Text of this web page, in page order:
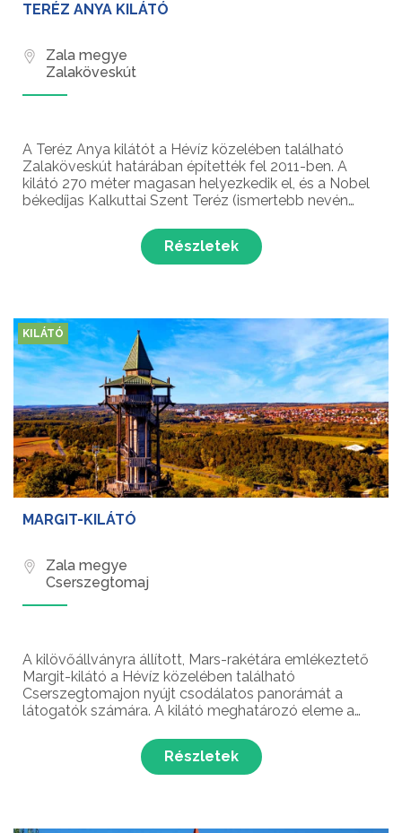
TERÉZ ANYA KILÁTÓ
Zala megye
Zalaköveskút
A Teréz Anya kilátót a Hévíz közelében található
Zalaköveskút határában építették fel 2011-ben. A
kilátó 270 méter magasan helyezkedik el, és a Nobel
békedíjas Kalkuttai Szent Teréz (ismertebb nevén
Részletek
KILÁTÓ
MARGIT-KILÁTÓ
Zala megye
Cserszegtomaj
A kilövőállványra állított, Mars-rakétára emlékeztető
Margit-kilátó a Hévíz közelében található
Cserszegtomajon nyújt csodálatos panorámát a
látogatók számára. A kilátó meghatározó eleme a
Részletek